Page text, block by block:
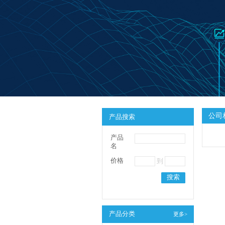
产品搜索
产品
名
价格 到
搜索
产品分类 更多>
公司